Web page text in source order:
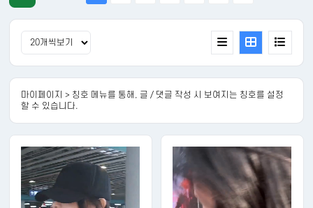
마이페이지 > 칭호 메뉴를 통해, 글 / 댓글 작성 시 보여지는 칭호를 설정
할 수 있습니다.